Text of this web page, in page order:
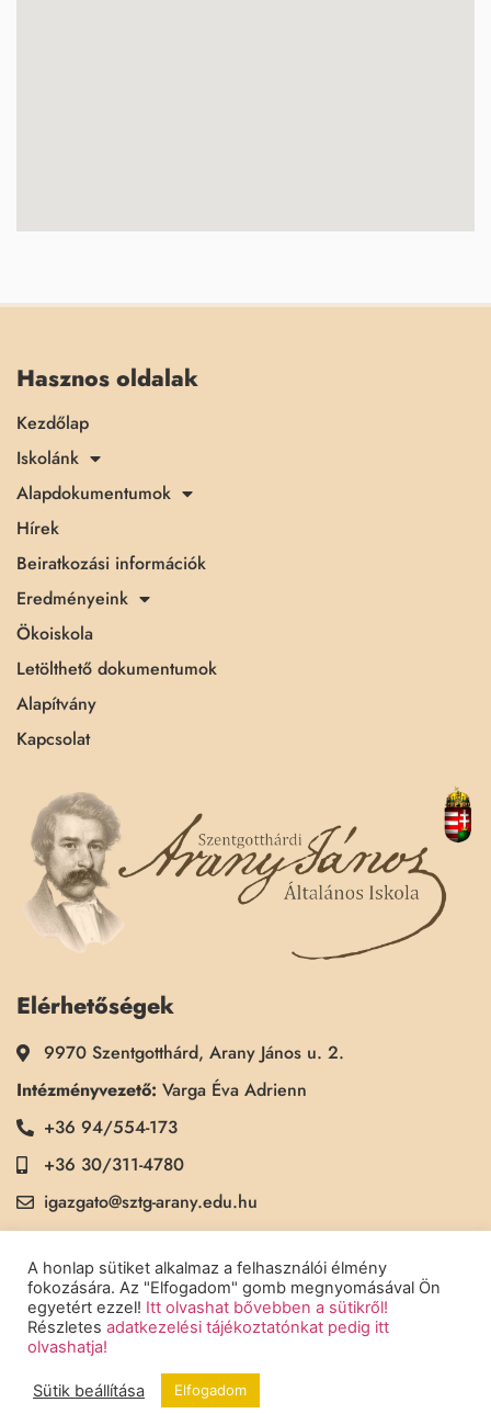
Hasznos oldalak
Kezdőlap
Iskolánk
Alapdokumentumok
Hírek
Beiratkozási információk
Eredményeink
Ökoiskola
Letölthető dokumentumok
Alapítvány
Kapcsolat
Elérhetőségek
9970 Szentgotthárd, Arany János u. 2.
Intézményvezető: Varga Éva Adrienn
+36 94/554-173
+36 30/311-4780
igazgato@sztg-arany.edu.hu
Titkárság:Kimmel Kinga
+36 30/311-5790
titkarsag@sztg-arany.edu.hu
Copyright © 2022 Szentgotthárdi Arany János Általános Iskola - Minden
A honlap sütiket alkalmaz a felhasználói élmény
fokozására. Az "Elfogadom" gomb megnyomásával Ön
egyetért ezzel! Itt olvashat bővebben a sütikről!
Részletes adatkezelési tájékoztatónkat pedig itt
olvashatja!
Sütik beállítása Elfogadom